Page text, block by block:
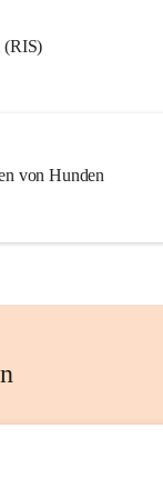
(RIS)
von Hunden